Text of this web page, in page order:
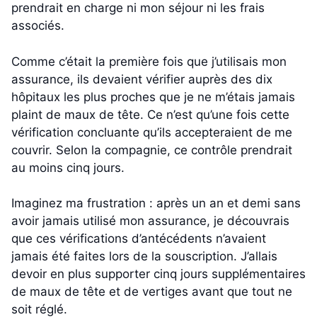
prendrait en charge ni mon séjour ni les frais
associés.
Comme c’était la première fois que j’utilisais mon
assurance, ils devaient vérifier auprès des dix
hôpitaux les plus proches que je ne m’étais jamais
plaint de maux de tête. Ce n’est qu’une fois cette
vérification concluante qu’ils accepteraient de me
couvrir. Selon la compagnie, ce contrôle prendrait
au moins cinq jours.
Imaginez ma frustration : après un an et demi sans
avoir jamais utilisé mon assurance, je découvrais
que ces vérifications d’antécédents n’avaient
jamais été faites lors de la souscription. J’allais
devoir en plus supporter cinq jours supplémentaires
de maux de tête et de vertiges avant que tout ne
soit réglé.